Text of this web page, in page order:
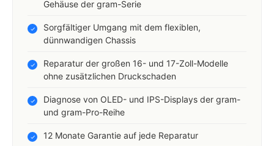
Gehäuse der gram-Serie
Sorgfältiger Umgang mit dem flexiblen,
dünnwandigen Chassis
Reparatur der großen 16- und 17-Zoll-Modelle
ohne zusätzlichen Druckschaden
Diagnose von OLED- und IPS-Displays der gram-
und gram-Pro-Reihe
12 Monate Garantie auf jede Reparatur